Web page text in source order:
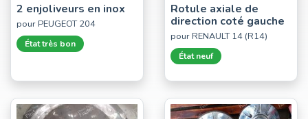
2 enjoliveurs en inox
pour PEUGEOT 204
État très bon
Rotule axiale de
direction coté gauche
pour RENAULT 14 (R14)
État neuf